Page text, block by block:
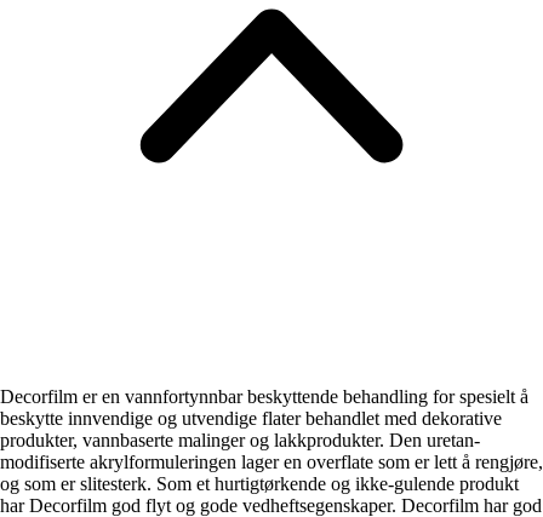
Decorfilm er en vannfortynnbar beskyttende behandling for spesielt å
beskytte innvendige og utvendige flater behandlet med dekorative
produkter, vannbaserte malinger og lakkprodukter. Den uretan-
modifiserte akrylformuleringen lager en overflate som er lett å rengjøre,
og som er slitesterk. Som et hurtigtørkende og ikke-gulende produkt
har Decorfilm god flyt og gode vedheftsegenskaper. Decorfilm har god